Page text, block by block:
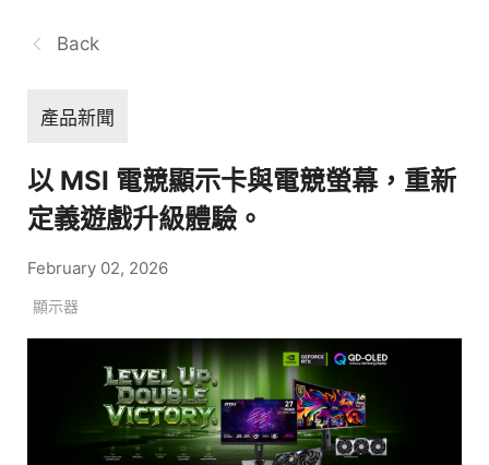
Back
產品新聞
以 MSI 電競顯示卡與電競螢幕，重新
定義遊戲升級體驗。
February 02, 2026
顯示器